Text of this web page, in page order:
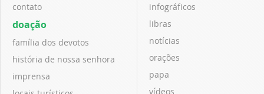
contato
doação
família dos devotos
história de nossa senhora
imprensa
infográficos
libras
notícias
orações
papa
vídeos